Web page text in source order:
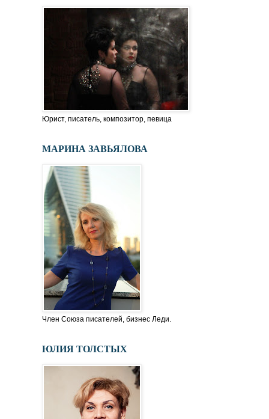
Юрист, писатель, композитор, певица
МАРИНА ЗАВЬЯЛОВА
Член Союза писателей, бизнес Леди.
ЮЛИЯ ТОЛСТЫХ